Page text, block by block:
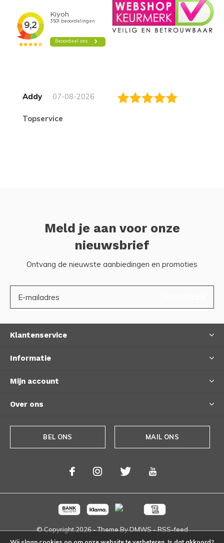
Addy 07-08-2026
topservice
Meld je aan voor onze
nieuwsbrief
Ontvang de nieuwste aanbiedingen en promoties
Klantenservice
Informatie
Mijn account
Over ons
BEL ONS MAIL ONS
© Copyright2026- Theme ByDMWS-RSS-feed